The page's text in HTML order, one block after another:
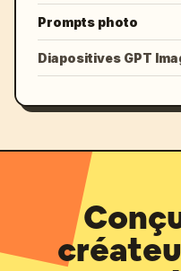
Prompts photo
Diapositives GPT